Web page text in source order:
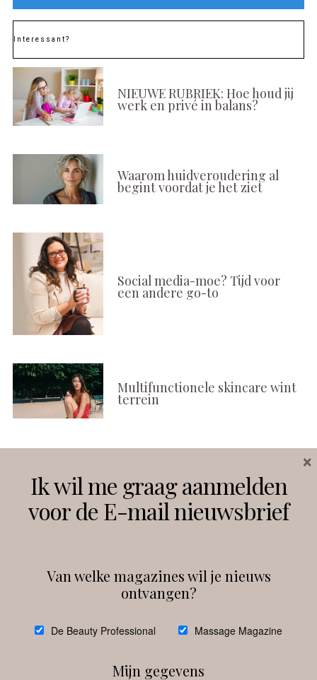
Interessant?
NIEUWE RUBRIEK: Hoe houd jij
werk en privé in balans?
Waarom huidveroudering al
begint voordat je het ziet
Social media-moe? Tijd voor
een andere go-to
Multifunctionele skincare wint
terrein
Instagram Facebook
debeautyprofessional
Ik wil me graag aanmelden
voor de E-mail nieuwsbrief
Van welke magazines wil je nieuws
ontvangen?
De Beauty Professional Massage Magazine
Mijn gegevens
×